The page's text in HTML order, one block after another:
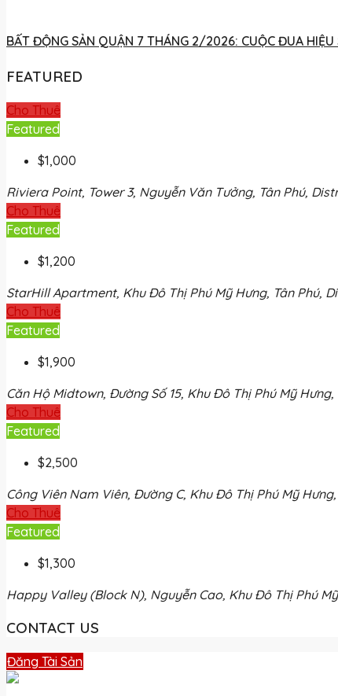
BẤT ĐỘNG SẢN QUẬN 7 THÁNG 2/2026: CUỘC ĐUA HIỆU
FEATURED
Cho Thuê
Featured
$1,000
Riviera Point, Tower 3, Nguyễn Văn Tưởng, Tân Phú,
Cho Thuê
Featured
$1,200
StarHill Apartment, Khu Đô Thị Phú Mỹ Hưng, Tân Phú,
Cho Thuê
Featured
$1,900
Căn Hộ Midtown, Đường Số 15, Khu Đô Thị Phú Mỹ
Cho Thuê
Featured
$2,500
Công Viên Nam Viên, Đường C, Khu Đô Thị Phú Mỹ
Cho Thuê
Featured
$1,300
Happy Valley (Block N), Nguyễn Cao, Khu Đô Thị Phú
CONTACT US
Đăng Tài Sản